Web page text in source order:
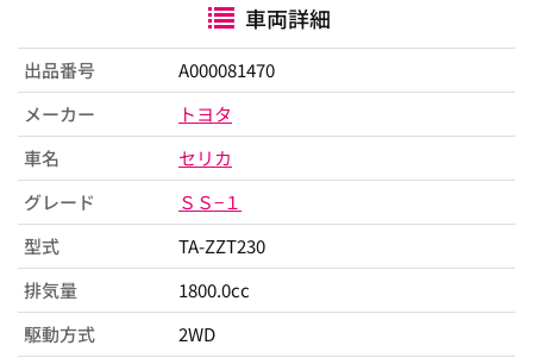
車両詳細
出品番号
A000081470
メーカー
トヨタ
車名
セリカ
グレード
ＳＳ−１
型式
TA-ZZT230
排気量
1800.0cc
駆動方式
2WD